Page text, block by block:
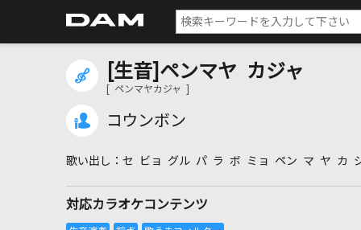
[生音]ペンマヤ カジャ
[ ペンマヤカジャ ]
コウンボン
セ ビョ グル パ ラ ボ ミョ ペン マ ヤ カ
対応カラオケコンテンツ